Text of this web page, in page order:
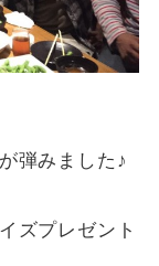
弾みました♪
ズプレゼント